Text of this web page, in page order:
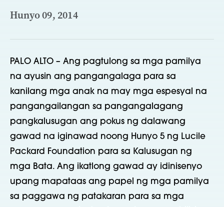
Hunyo 09, 2014
PALO ALTO – Ang pagtulong sa mga pamilya
na ayusin ang pangangalaga para sa
kanilang mga anak na may mga espesyal na
pangangailangan sa pangangalagang
pangkalusugan ang pokus ng dalawang
gawad na iginawad noong Hunyo 5 ng Lucile
Packard Foundation para sa Kalusugan ng
mga Bata. Ang ikatlong gawad ay idinisenyo
upang mapataas ang papel ng mga pamilya
sa paggawa ng patakaran para sa mga